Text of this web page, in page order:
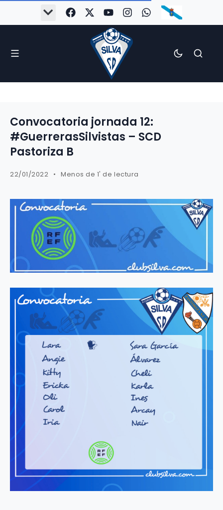
Convocatoria jornada 12:
#GuerrerasSilvistas – SCD
Pastoriza B
22/01/2022 Menos de 1' de lectura